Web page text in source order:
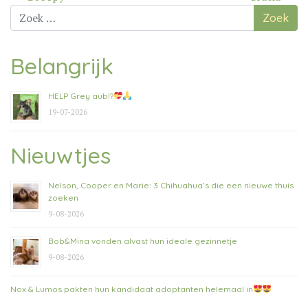
navigatie
Zoek
naar:
Belangrijk
HELP Grey aub!?
19-07-2026
Nieuwtjes
Nelson, Cooper en Marie: 3 Chihuahua’s die een nieuwe thuis
zoeken
9-08-2026
Bob&Mina vonden alvast hun ideale gezinnetje
9-08-2026
Nox & Lumos pakten hun kandidaat adoptanten helemaal in